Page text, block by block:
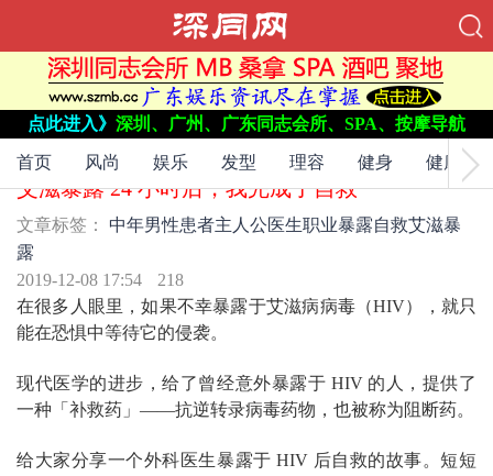
点此进入》 深圳、广州、广东同志会所、SPA、按摩导航
首页 风尚 娱乐 发型 理容 健身 健康
文章标签： 中年男性患者 主人公医生职业暴露自救艾滋暴
露
艾滋暴露 24 小时后，我完成了自救
文章标签： 中年男性患者主人公医生职业暴露自救艾滋暴
露
2019-12-08 17:54
218
在很多人眼里，如果不幸暴露于艾滋病病毒（HIV），就只
能在恐惧中等待它的侵袭。
现代医学的进步，给了曾经意外暴露于 HIV 的人，提供了
一种「补救药」——抗逆转录病毒药物，也被称为阻断药。
给大家分享一个外科医生暴露于 HIV 后自救的故事。短短